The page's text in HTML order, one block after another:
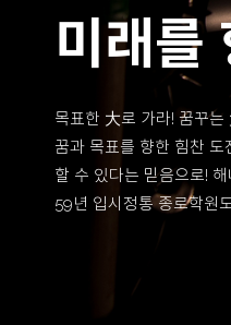
미래를
목표한 大로 가라! 꿈꾸는
꿈과 목표를 향한 힘찬 도
할 수 있다는 믿음으로!
59년 입시정통 종로학원